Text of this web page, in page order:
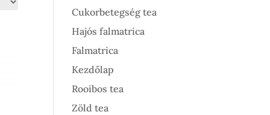
Cukorbetegség tea
Hajós falmatrica
Falmatrica
Kezdőlap
Rooibos tea
Zöld tea